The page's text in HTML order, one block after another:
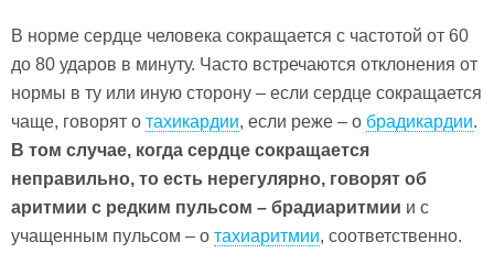
В норме сердце человека сокращается с частотой от 60
до 80 ударов в минуту. Часто встречаются отклонения от
нормы в ту или иную сторону – если сердце сокращается
чаще, говорят о тахикардии, если реже – о брадикардии.
В том случае, когда сердце сокращается
неправильно, то есть нерегулярно, говорят об
аритмии с редким пульсом – брадиаритмии и с
учащенным пульсом – о тахиаритмии, соответственно.